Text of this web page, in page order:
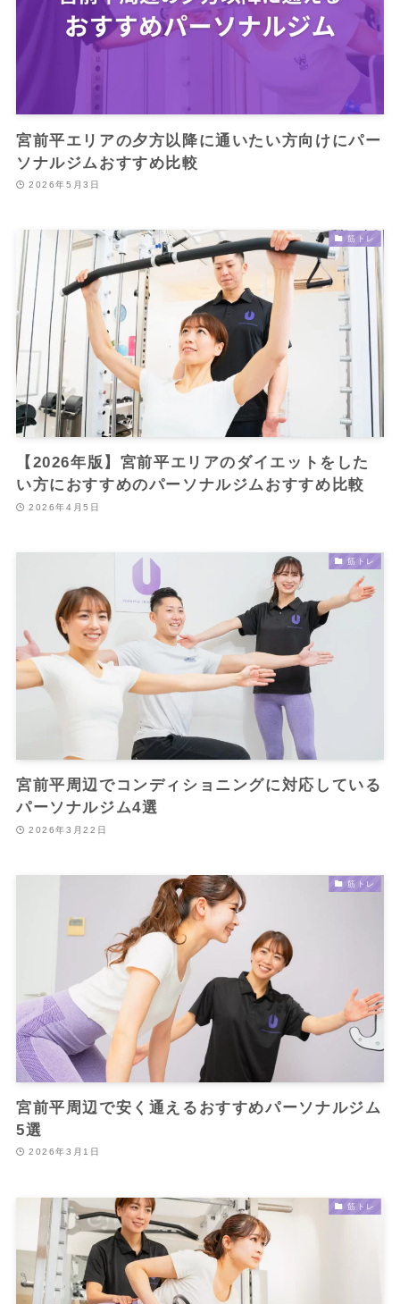
宮前平エリアの夕方以降に通いたい方向けにパー
ソナルジムおすすめ比較
2026年5月3日
筋トレ
【2026年版】宮前平エリアのダイエットをした
い方におすすめのパーソナルジムおすすめ比較
2026年4月5日
筋トレ
宮前平周辺でコンディショニングに対応している
パーソナルジム4選
2026年3月22日
筋トレ
宮前平周辺で安く通えるおすすめパーソナルジム
5選
2026年3月1日
筋トレ